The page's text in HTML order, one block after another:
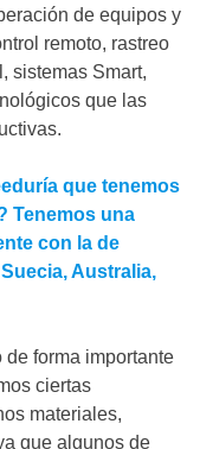
de equipos y
remoto, rastreo
sistemas Smart,
que las
que tenemos
Tenemos una
con la de
Australia,
forma importante
ciertas
materiales,
que algunos de